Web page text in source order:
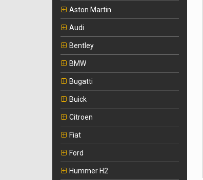
Aston Martin
Audi
Bentley
BMW
Bugatti
Buick
Citroen
Fiat
Ford
Hummer H2